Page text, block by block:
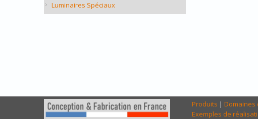
Luminaires Spéciaux
Produits | Domaines
Exemples de